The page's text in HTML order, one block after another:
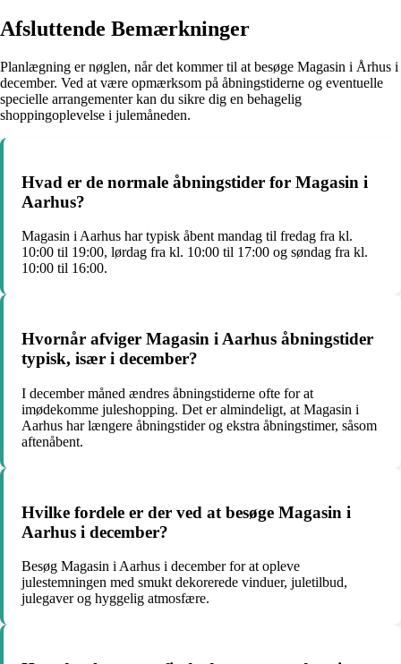
Afsluttende Bemærkninger
Planlægning er nøglen, når det kommer til at besøge Magasin i Århus i
december. Ved at være opmærksom på åbningstiderne og eventuelle
specielle arrangementer kan du sikre dig en behagelig
shoppingoplevelse i julemåneden.
Hvad er de normale åbningstider for Magasin i
Aarhus?
Magasin i Aarhus har typisk åbent mandag til fredag fra kl.
10:00 til 19:00, lørdag fra kl. 10:00 til 17:00 og søndag fra kl.
10:00 til 16:00.
Hvornår afviger Magasin i Aarhus åbningstider
typisk, især i december?
I december måned ændres åbningstiderne ofte for at
imødekomme juleshopping. Det er almindeligt, at Magasin i
Aarhus har længere åbningstider og ekstra åbningstimer, såsom
aftenåbent.
Hvilke fordele er der ved at besøge Magasin i
Aarhus i december?
Besøg Magasin i Aarhus i december for at opleve
julestemningen med smukt dekorerede vinduer, juletilbud,
julegaver og hyggelig atmosfære.